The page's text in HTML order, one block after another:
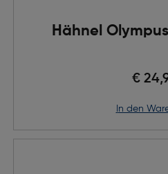
Hähnel
€
in den